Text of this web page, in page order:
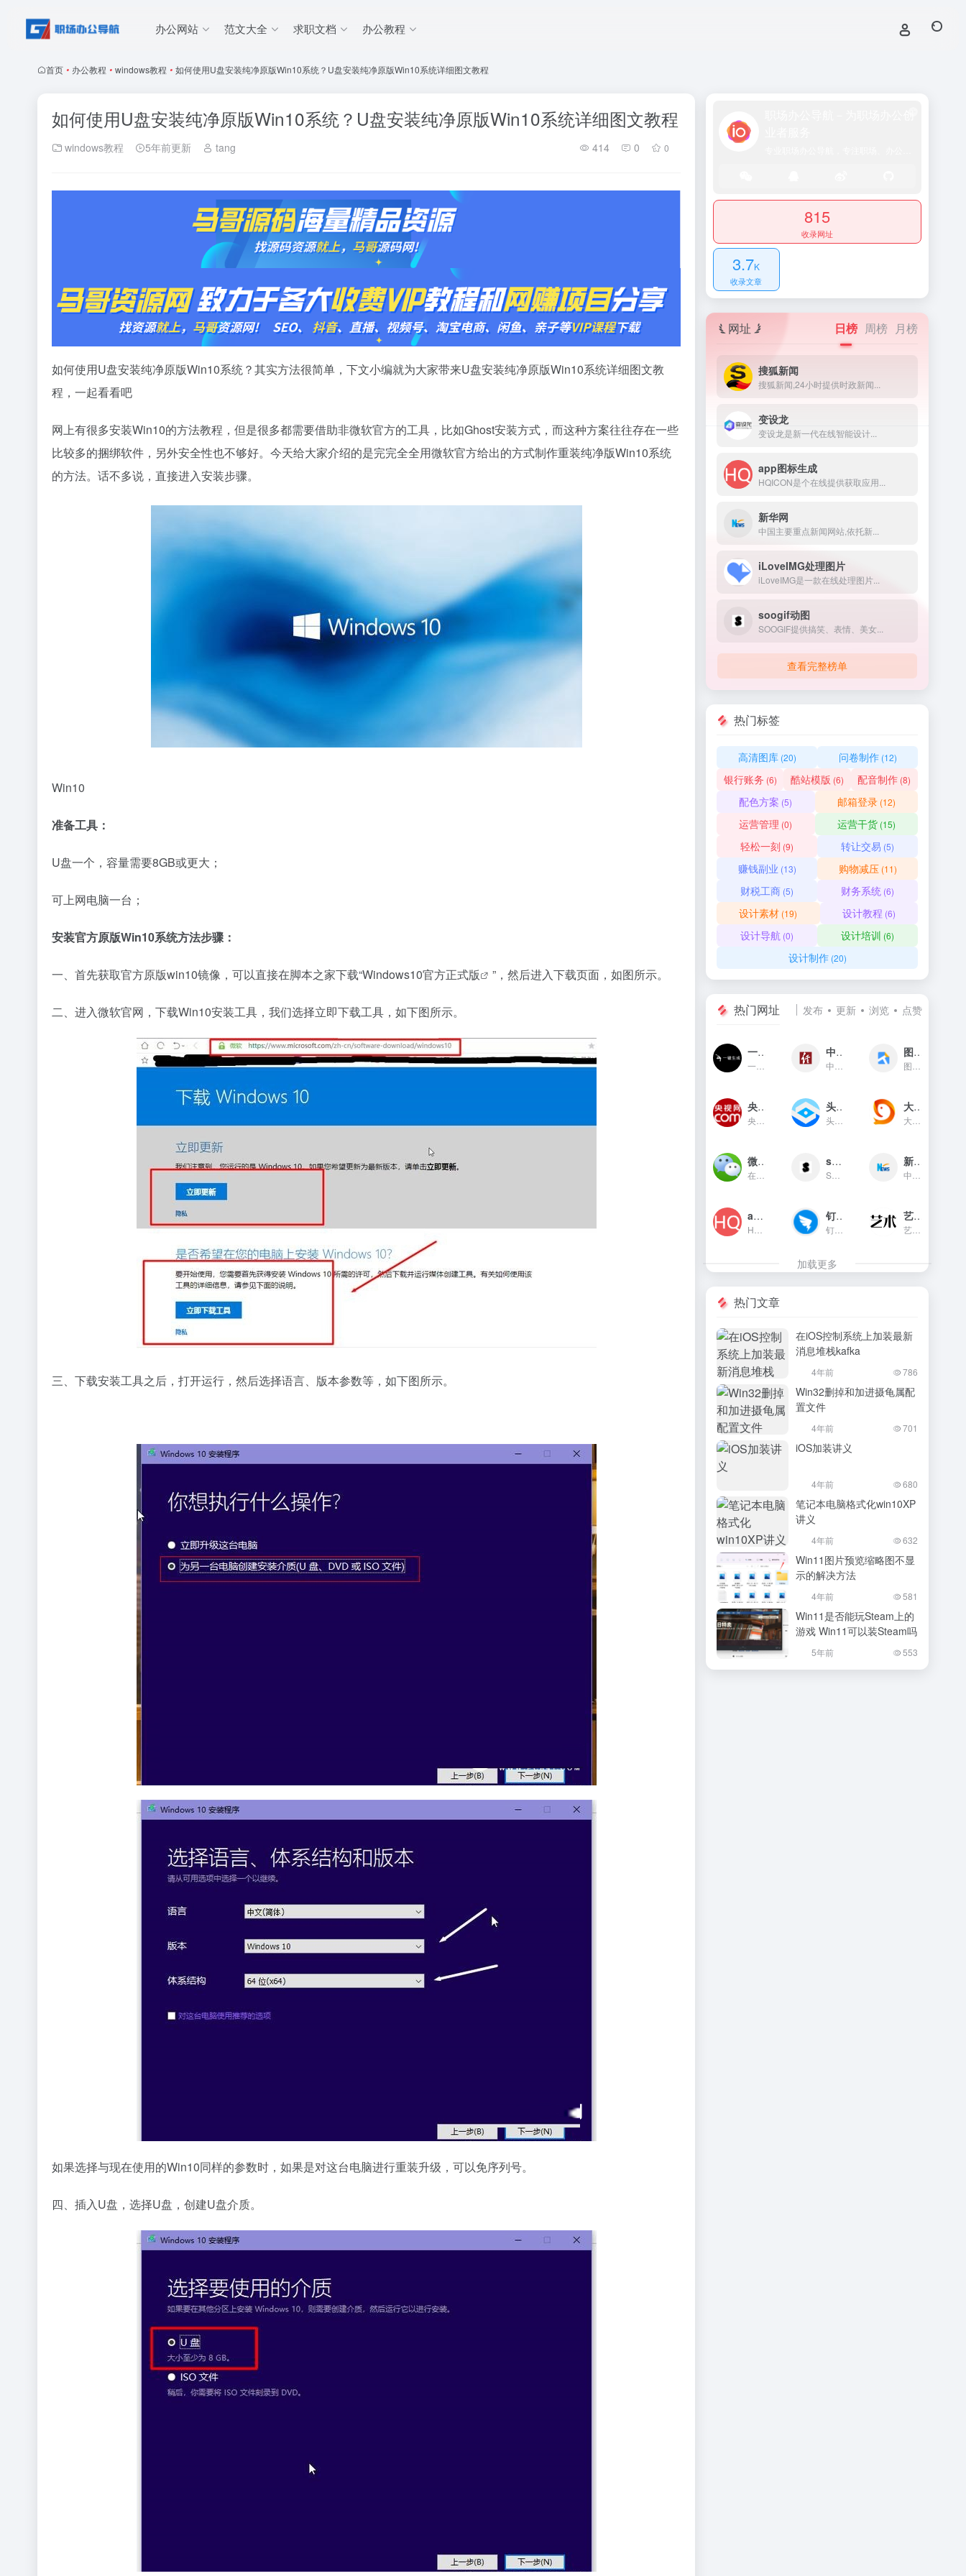
办公网站 范文大全 求职文档 办公教程
首页 • 办公教程 • windows教程 • 如何使用U盘安装纯净原版Win10系统？U盘安装纯净原版Win10系统详细图文教程
如何使用U盘安装纯净原版Win10系统？U盘安装纯净原版Win10系统详细图文教程
windows教程 5年前更新 tang 414 0 0
如何使用U盘安装纯净原版Win10系统？其实方法很简单，下文小编就为大家带来U盘安装纯净原版Win10系统详细图文教
程，一起看看吧
网上有很多安装Win10的方法教程，但是很多都需要借助非微软官方的工具，比如Ghost安装方式，而这种方案往往存在一些
比较多的捆绑软件，另外安全性也不够好。今天给大家介绍的是完完全全用微软官方给出的方式制作重装纯净版Win10系统
的方法。话不多说，直接进入安装步骤。
Win10
准备工具：
U盘一个，容量需要8GB或更大；
可上网电脑一台；
安装官方原版Win10系统方法步骤：
一、首先获取官方原版win10镜像，可以直接在脚本之家下载“Windows10官方正式版 ”，然后进入下载页面，如图所示。
二、进入微软官网，下载Win10安装工具，我们选择立即下载工具，如下图所示。
三、下载安装工具之后，打开运行，然后选择语言、版本参数等，如下图所示。
如果选择与现在使用的Win10同样的参数时，如果是对这台电脑进行重装升级，可以免序列号。
四、插入U盘，选择U盘，创建U盘介质。
815
收录网址
3.7K
收录文章
网址 日榜 周榜 月榜
搜狐新闻
搜狐新闻,24小时提供时政新闻...
变设龙
变设龙是新一代在线智能设计...
app图标生成
HQICON是个在线提供获取应用...
新华网
中国主要重点新闻网站,依托新...
iLoveIMG处理图片
iLoveIMG是一款在线处理图片...
soogif动图
SOOGIF提供搞笑、表情、美女...
查看完整榜单
热门标签
高清图库(20) 问卷制作(12)
银行账务 (6) 酷站模版 (6) 配音制作 (8)
配色方案 (5) 邮箱登录(12)
运营管理 (0) 运营干货(15)
轻松一刻 (9) 转让交易 (5)
赚钱副业 (13) 购物减压(11)
财税工商 (5) 财务系统 (6)
设计素材 (19) 设计教程 (6)
设计导航 (0) 设计培训 (6)
设计制作(20)
热门网址 发布 更新 浏览 点赞
一键生成 中国经济网 图贴士
央视网新闻频道(cctv.com) 头条指数
头条指数是今日头条推出的一...
大鱼号官网
微信对话生成器 soogif动图
SOOGIF提供搞笑、表情、美女...
新华网
app图标生成 钉钉官网
钉钉（DingTalk）是中国领先...
艺术字体在线生成器
加载更多
热门文章
在iOS控制系统上加装最新
消息堆栈kafka
4年前 786
Win32删掉和加进摄龟属配
置文件
4年前 701
iOS加装讲义
4年前 680
笔记本电脑格式化win10XP
讲义
4年前 632
Win11图片预览缩略图不显
示的解决方法
4年前 581
Win11是否能玩Steam上的
游戏 Win11可以装Steam吗
5年前 553